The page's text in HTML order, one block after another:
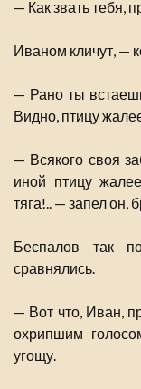
— Как звать тебя,
Иваном кличут, —
— Рано ты
Видно, птицу
— Всякого своя
иной птицу
тяга!.. — запел он,
Беспалов так
сравнялись.
— Вот что, Иван,
охрипшим
угощу.